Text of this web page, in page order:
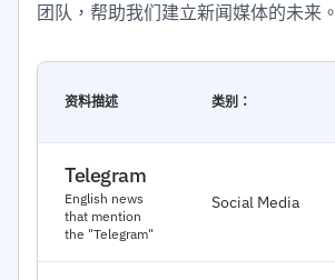
团队，帮助我们建立新闻媒体的未来。
资料描述 类别：
Telegram
English news
that mention
the "Telegram"
Social Media